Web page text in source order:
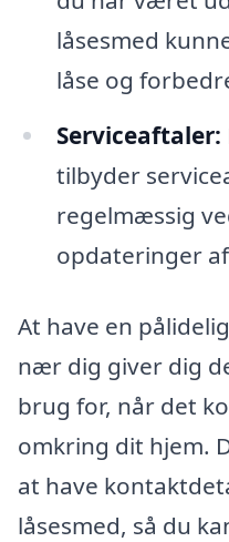
låsesmed
låse og
Serviceaftaler:
tilbyder
regelmæssig
opdateringer
At have en
nær dig giver dig
brug for, når det
omkring dit hjem.
at have
låsesmed, så du